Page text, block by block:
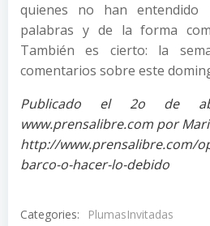
quienes no han entendido
palabras y de la forma
También es cierto: la
comentarios sobre este
Publicado el 2o de
www.prensalibre.com por
http://www.prensalibre.com/
barco-o-hacer-lo-debido
Categories: PlumasInvitadas